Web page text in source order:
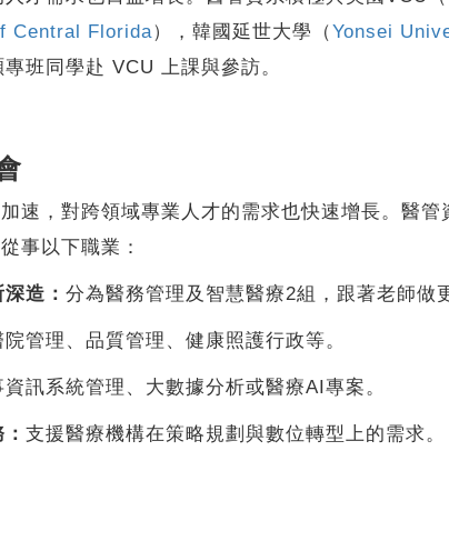
Central Florida），韓國延世大學（Yonsei
班同學赴 VCU 上課與參訪。
，對跨領域專業人才的需求也快速增長。醫管
事以下職業：
造： 分為醫務管理及智慧醫療2組，跟著老師做
院管理、品質管理、健康照護行政等。
資訊系統管理、大數據分析或醫療AI專案。
支援醫療機構在策略規劃與數位轉型上的需求。